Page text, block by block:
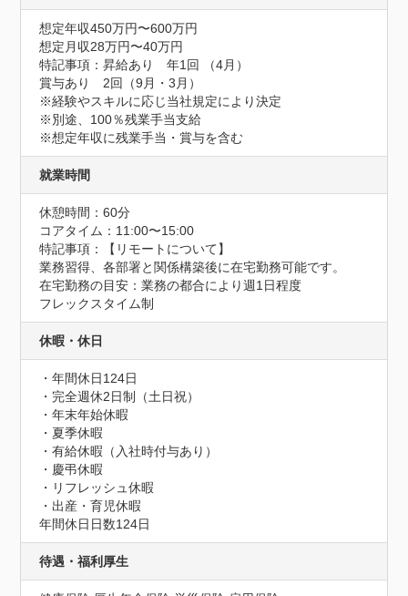
想定年収450万円〜600万円
想定月収28万円〜40万円
特記事項：昇給あり　年1回 （4月）
賞与あり　2回（9月・3月）
※経験やスキルに応じ当社規定により決定
※別途、100％残業手当支給
※想定年収に残業手当・賞与を含む
就業時間
休憩時間：60分
コアタイム：11:00〜15:00
特記事項：【リモートについて】
業務習得、各部署と関係構築後に在宅勤務可能です。
在宅勤務の目安：業務の都合により週1日程度
フレックスタイム制
休暇・休日
・年間休日124日
・完全週休2日制（土日祝）
・年末年始休暇
・夏季休暇
・有給休暇（入社時付与あり）
・慶弔休暇
・リフレッシュ休暇
・出産・育児休暇
年間休日日数124日
待遇・福利厚生